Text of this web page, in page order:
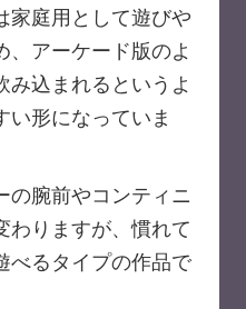
家庭用として遊びや
、アーケード版のよ
み込まれるというよ
い形になっていま
の腕前やコンティニ
わりますが、慣れて
べるタイプの作品で